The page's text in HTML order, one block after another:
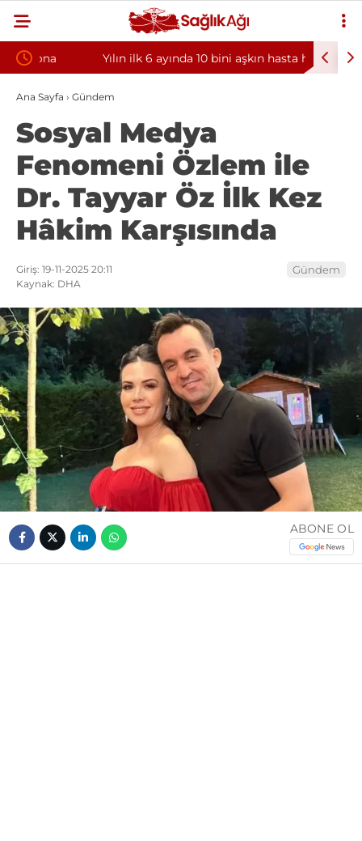
Yılın ilk 6 ayında 10 bini aşkın hasta hiperbarik
oksijen tedavisinden yararlandı
Diş eti
Ana Sayfa › Gündem
Sosyal Medya
Fenomeni Özlem ile
Dr. Tayyar Öz İlk Kez
Hâkim Karşısında
Giriş: 19-11-2025 20:11
Kaynak: DHA
Gündem
ABONE OL